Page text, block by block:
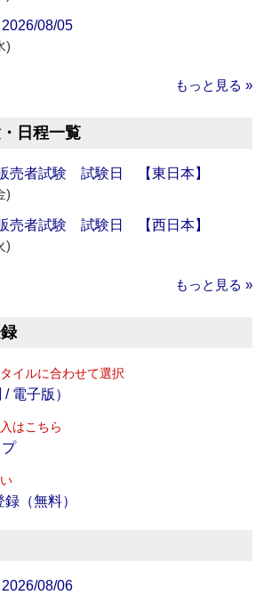
08/05
)
もっと見る »
日程一覧
売者試験 試験日 【東日本】
)
売者試験 試験日 【西日本】
)
もっと見る »
イルに合わせて選択
電子版）
はこちら
（無料）
08/06